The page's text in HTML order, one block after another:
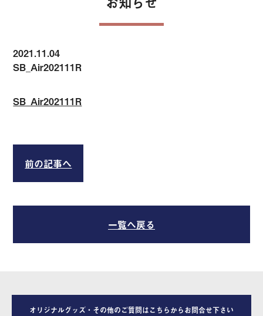
2021.11.04
SB_Air202111R
SB_Air202111R
前の記事へ
一覧へ戻る
オリジナルグッズ・その他のご質問はこちらからお問合せ下さい